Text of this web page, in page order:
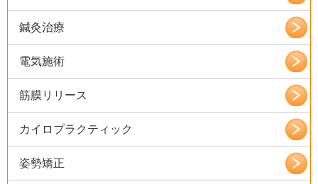
鍼灸治療
電気施術
筋膜リリース
カイロプラクティック
姿勢矯正